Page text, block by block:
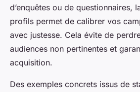
d’enquêtes ou de questionnaires,
profils permet de calibrer vos
avec justesse. Cela évite de
audiences non pertinentes et
acquisition.
Des exemples concrets issus de